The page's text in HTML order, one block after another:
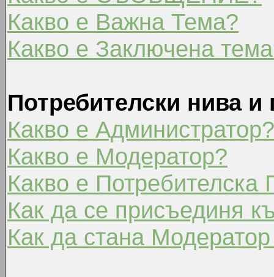
Какво е Важна Тема?
Какво е Заключена
Потребителски нива и
Какво е Администратор?
Какво е Модератор?
Какво е Потребителска
Как да се присъединя
Как да стана